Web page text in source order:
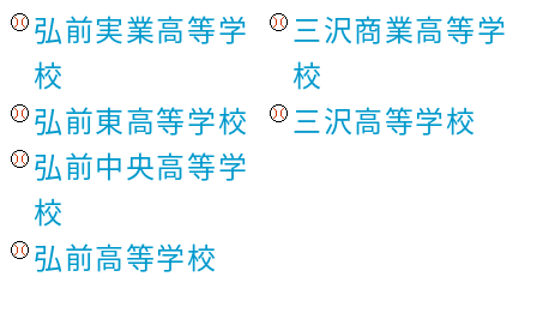
弘前実業高等学
校
弘前東高等学校
弘前中央高等学
校
弘前高等学校
三沢商業高等学
校
三沢高等学校